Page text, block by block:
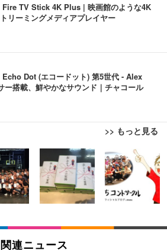
TV Stick 4K Plus | 映画館のような4K
リーミングメディアプレイヤー
Dot (エコードット) 第5世代 - Alex
ー搭載、鮮やかなサウンド｜チャコール
>> もっと見る
オフィスチェア 椅子 テレワーク 疲れな
げ式アームレスト コンパクト 約105度ロッ
事務椅子 360度回転 座面昇降 強化ナイロ
ース 通気性メッシュ 在宅ワーク H-WY01
+黒足)
オフィスチェア／デスクチェア メッシ
人間工学 疲れない ブラック
ジネス向けプレミアムモニター | FlexScan
WT | 31.5型4K UHD・USB Type-C・ホワ
ネス向けプレミアムモニター | FlexScan
ベーシック ペットシーツ 薄型 レギュラー 1
て 無香料 ホワイト 300枚
ーシック ペットシーツ 厚型 ワイド 42枚
) ホワイト(吸収面:ライトブルー)
関連ニュース